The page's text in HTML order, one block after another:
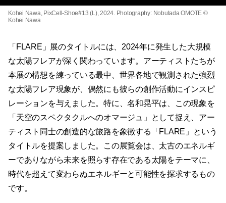
Kohei Nawa, PixCell-Shoe#13 (L), 2024. Photography: Nobutada OMOTE ©
Kohei Nawa
「FLARE」展のタイトルには、2024年に発生した大規模
な太陽フレアが深く関わっています。アーティストたちが
本展の構想を練っている最中、世界各地で観測された強烈
な太陽フレア現象が、偶然にも彼らの創作活動にインスピ
レーションを与えました。特に、名和晃平は、この現象を
「天空のスペクタクルへのオマージュ」として捉え、アー
ティスト同士の創造的な旅路を象徴する「FLARE」という
タイトルを提案しました。この展覧会は、太古のエネルギ
ーでありながら未来を照らす存在である太陽をテーマに、
時代を超えて変わらぬエネルギーと可能性を探求するもの
です。